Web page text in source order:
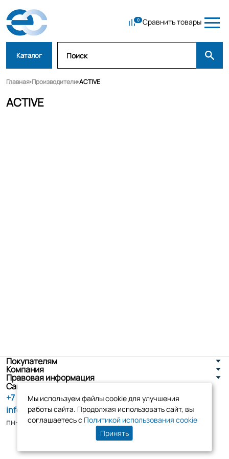
Сравнить товары
Каталог
Главная Производители ACTIVE
ACTIVE
Покупателям
Компания
Правовая информация
Санкт-Петербург, ул. Новоселов д. 8
+7 (800) 555-86-90
info@tk-elko.ru
пн-пт, 10:00 - 18:00
Мы используем файлы cookie для улучшения
работы сайта. Продолжая использовать сайт, вы
соглашаетесь с Политикой использования cookie
Принять